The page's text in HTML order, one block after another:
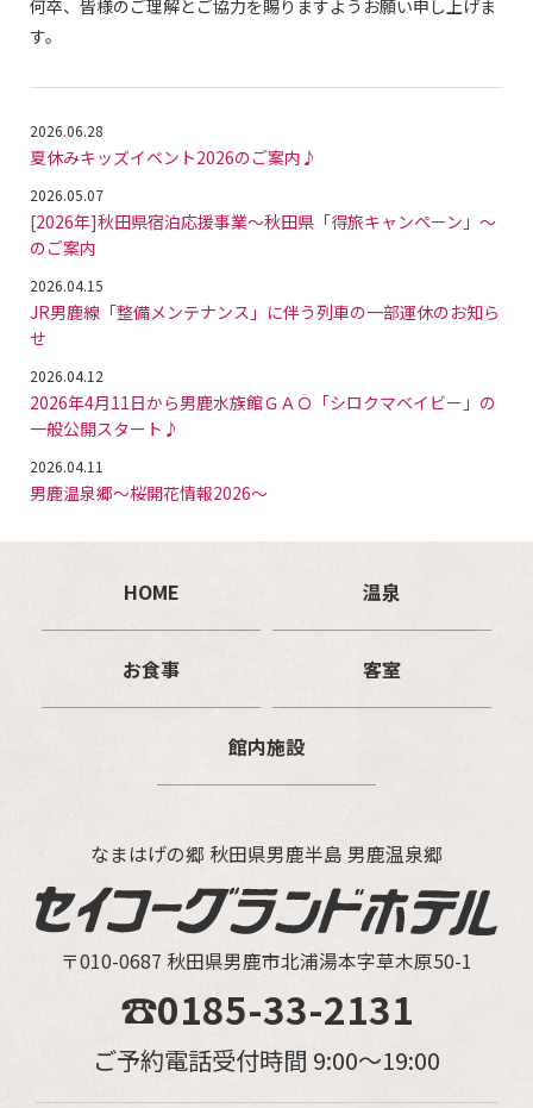
何卒、皆様のご理解とご協力を賜りますようお願い申し上げま
す。
2026.06.28
夏休みキッズイベント2026のご案内♪
2026.05.07
[2026年]秋田県宿泊応援事業～秋田県「得旅キャンペーン」～
のご案内
2026.04.15
JR男鹿線「整備メンテナンス」に伴う列車の一部運休のお知ら
せ
2026.04.12
2026年4月11日から男鹿水族館ＧＡＯ「シロクマベイビー」の
一般公開スタート♪
2026.04.11
男鹿温泉郷～桜開花情報2026～
HOME 温泉
お食事 客室
館内施設
なまはげの郷 秋田県男鹿半島 男鹿温泉郷
〒010-0687 秋田県男鹿市北浦湯本字草木原50-1
☎0185-33-2131
ご予約電話受付時間 9:00～19:00